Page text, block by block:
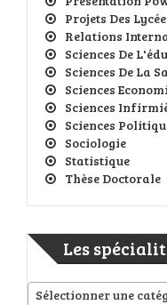
Projets Des
Relations
Sciences De
Sciences De La
Sciences
Sciences
Sciences
Sociologie
Statistique
Thèse Doctorale
Les
Sélectionner une